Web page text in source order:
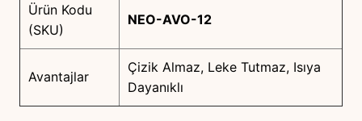
Ürün Kodu
(SKU)
NEO-AVO-12
Avantajlar
Çizik Almaz, Leke Tutmaz, Isıya
Dayanıklı